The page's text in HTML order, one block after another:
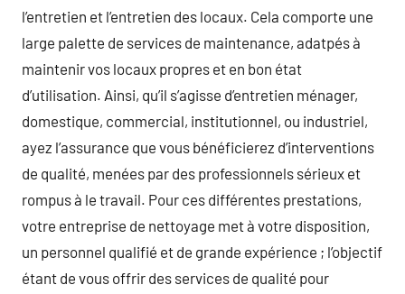
l’entretien et l’entretien des locaux. Cela comporte une
large palette de services de maintenance, adatpés à
maintenir vos locaux propres et en bon état
d’utilisation. Ainsi, qu’il s’agisse d’entretien ménager,
domestique, commercial, institutionnel, ou industriel,
ayez l’assurance que vous bénéficierez d’interventions
de qualité, menées par des professionnels sérieux et
rompus à le travail. Pour ces différentes prestations,
votre entreprise de nettoyage met à votre disposition,
un personnel qualifié et de grande expérience ; l’objectif
étant de vous offrir des services de qualité pour